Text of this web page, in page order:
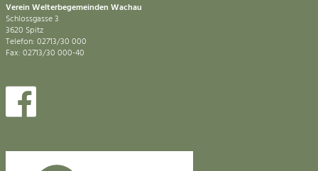
Verein Welterbegemeinden Wachau
Schlossgasse 3
3620 Spitz
Telefon: 02713/30 000
Fax: 02713/30 000-40